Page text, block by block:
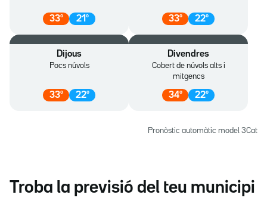
33º 21 º 33º 22º
Dijous
Pocs núvols
33º 22º
Divendres
Cobert de núvols alts i
mitgencs
34º 22º
Pronòstic automàtic model 3Cat
Troba la previsió del teu municipi